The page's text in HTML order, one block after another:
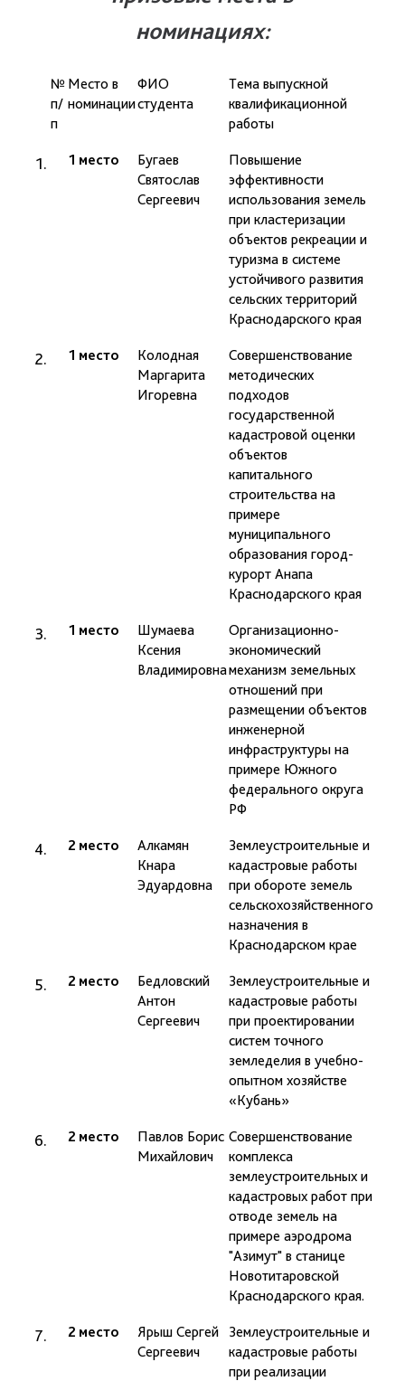
номинациях:
№
п/
п
Место в
номинации
ФИО
студента
Тема выпускной
квалификационной
работы
1 место
Бугаев
Святослав
Сергеевич
Повышение
эффективности
использования земель
при кластеризации
объектов рекреации и
туризма в системе
устойчивого развития
сельских территорий
Краснодарского края
1 место
Колодная
Маргарита
Игоревна
Совершенствование
методических
подходов
государственной
кадастровой оценки
объектов
капитального
строительства на
примере
муниципального
образования город-
курорт Анапа
Краснодарского края
1 место
Шумаева
Ксения
Владимировна
Организационно­
экономический
механизм земельных
отношений при
размещении объектов
инженерной
инфраструктуры на
примере Южного
федерального округа
РФ
2 место
Алкамян
Кнара
Эдуардовна
Землеустроительные и
кадастровые работы
при обороте земель
сельскохозяйственного
назначения в
Краснодарском крае
2 место
Бедловский
Антон
Сергеевич
Землеустроительные и
кадастровые работы
при проектировании
систем точного
земледелия в учебно-
опытном хозяйстве
«Кубань»
2 место
Павлов Борис
Михайлович
Совершенствование
комплекса
землеустроительных и
кадастровых работ при
отводе земель на
примере аэродрома
"Азимут" в станице
Новотитаровской
Краснодарского края.
2 место
Ярыш Сергей
Сергеевич
Землеустроительные и
кадастровые работы
при реализации